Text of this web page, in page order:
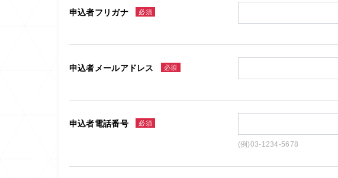
申込者フリガナ 必須
申込者メールアドレス 必須
申込者電話番号 必須
(例)03-1234-5678